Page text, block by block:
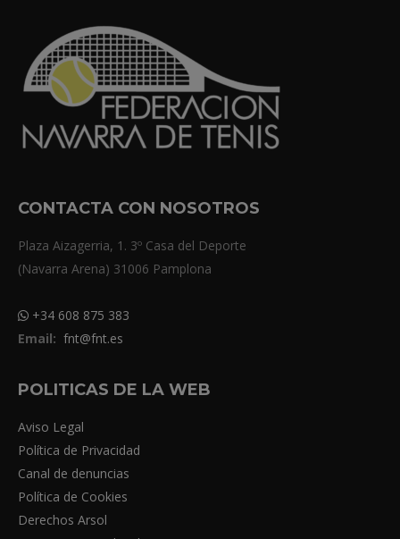
CONTACTA CON NOSOTROS
Plaza Aizagerria, 1. 3º Casa del Deporte
(Navarra Arena) 31006 Pamplona
+34 608 875 383
Email: fnt@fnt.es
POLITICAS DE LA WEB
Aviso Legal
Política de Privacidad
Canal de denuncias
Política de Cookies
Derechos Arsol